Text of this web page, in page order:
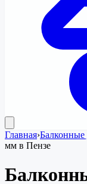
Главная›Балконные
мм в Пензе